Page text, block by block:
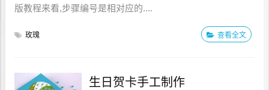
版教程来看,步骤编号是相对应的....
玫瑰 查看全文
生日贺卡手工制作